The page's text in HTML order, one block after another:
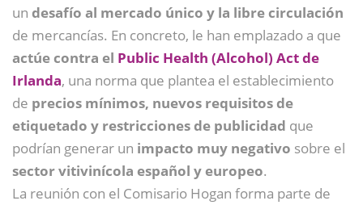
un desafío al mercado único y la libre circulación
de mercancías. En concreto, le han emplazado a que
actúe contra el Public Health (Alcohol) Act de
Irlanda, una norma que plantea el establecimiento
de precios mínimos, nuevos requisitos de
etiquetado y restricciones de publicidad que
podrían generar un impacto muy negativo sobre el
sector vitivinícola español y europeo.
La reunión con el Comisario Hogan forma parte de